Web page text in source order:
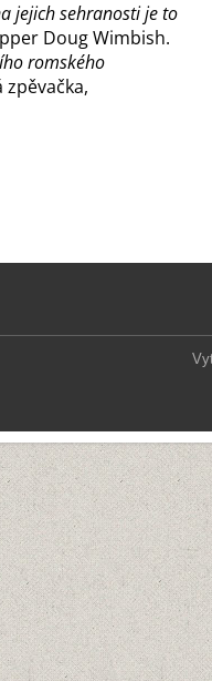
jejich sehranosti je to
Doug Wimbish.
romského